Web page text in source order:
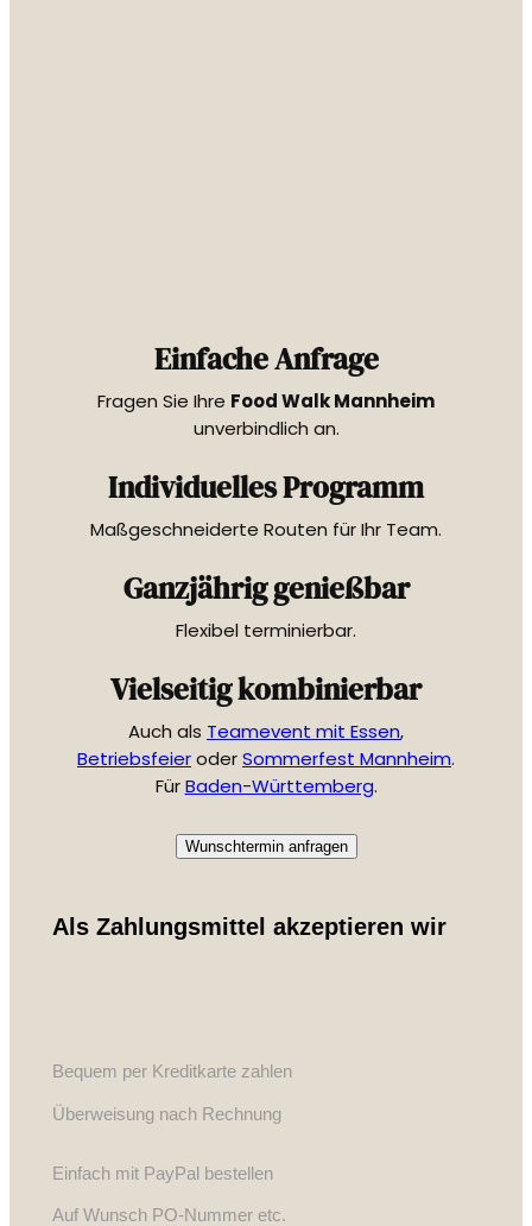
Einfache Anfrage
Fragen Sie Ihre Food Walk Mannheim
unverbindlich an.
Individuelles Programm
Maßgeschneiderte Routen für Ihr Team.
Ganzjährig genießbar
Flexibel terminierbar.
Vielseitig kombinierbar
Auch als Teamevent mit Essen,
BetriebsfeieroderSommerfest Mannheim.
FürBaden-Württemberg.
Wunschtermin anfragen
Als Zahlungsmittel akzeptieren wir
Bequem per Kreditkarte zahlen
Überweisung nach Rechnung
Einfach mit PayPal bestellen
Auf Wunsch PO-Nummer etc.